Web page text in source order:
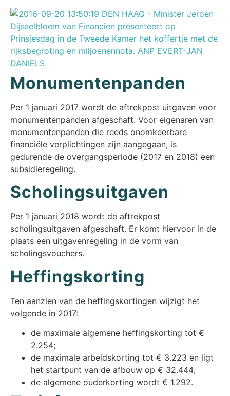
Monumentenpanden
Per 1 januari 2017 wordt de aftrekpost uitgaven voor
monumentenpanden afgeschaft. Voor eigenaren van
monumentenpanden die reeds onomkeerbare
financiële verplichtingen zijn aangegaan, is
gedurende de overgangsperiode (2017 en 2018) een
subsidieregeling.
Scholingsuitgaven
Per 1 januari 2018 wordt de aftrekpost
scholingsuitgaven afgeschaft. Er komt hiervoor in de
plaats een uitgavenregeling in de vorm van
scholingsvouchers.
Heffingskorting
Ten aanzien van de heffingskortingen wijzigt het
volgende in 2017:
de maximale algemene heffingskorting tot €
2.254;
de maximale arbeidskorting tot € 3.223 en ligt
het startpunt van de afbouw op € 32.444;
de algemene ouderkorting wordt € 1.292.